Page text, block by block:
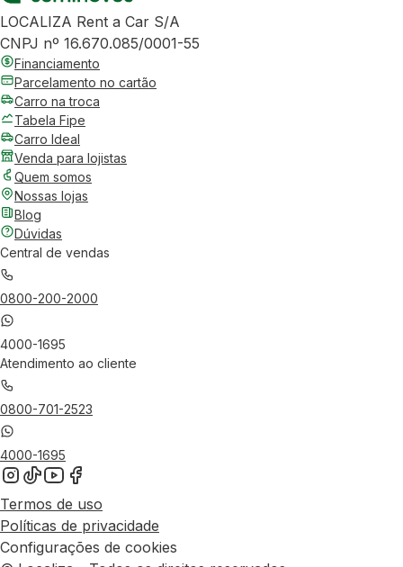
LOCALIZA Rent a Car S/A
CNPJ nº 16.670.085/0001-55
Financiamento
Parcelamento no cartão
Carro na troca
Tabela Fipe
Carro Ideal
Venda para lojistas
Quem somos
Nossas lojas
Blog
Dúvidas
Central de vendas
0800-200-2000
4000-1695
Atendimento ao cliente
0800-701-2523
4000-1695
Termos de uso
Políticas de privacidade
Configurações de cookies